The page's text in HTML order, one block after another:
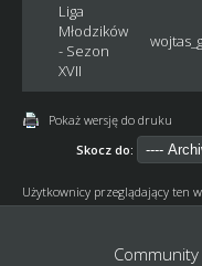
Liga
Młodzików
- Sezon
XVII
Pokaż wersję do druku
Skocz do:
Użytkownicy przeglądający ten